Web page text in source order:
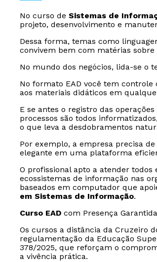
No curso de Sistemas de
projeto, desenvolvimento e
Dessa forma, temas como
convivem bem com matérias
No mundo dos negócios, lida-se o
No formato EAD você tem
aos materiais didáticos em
E se antes o registro das
processos são todos
o que leva a desdobramentos
Por exemplo, a empresa precisa
elegante em uma plataforma
O profissional apto a atender
ecossistemas de informação nas
baseados em computador que
em Sistemas de Informação.
Curso EAD com Presença
Os cursos a distância da Cruzeiro
regulamentação da Educação
378/2025, que reforçam o
a vivência prática.